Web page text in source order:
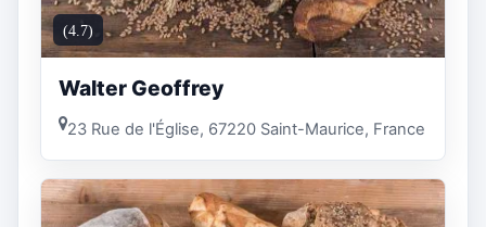
(4.7)
Walter Geoffrey
23 Rue de l'Église, 67220 Saint-Maurice, France